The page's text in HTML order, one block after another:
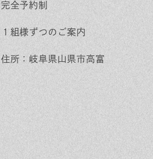
完全予約制
１組様ずつのご案内
住所：岐阜県山県市高富